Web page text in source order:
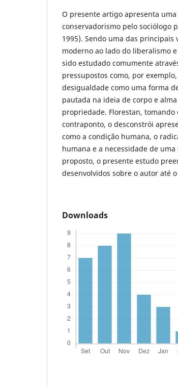
O presente artigo apresenta
conservadorismo pelo sociólogo
1995). Sendo uma das
moderno ao lado do liberalismo
sido estudado comumente
pressupostos como, por
desigualdade como uma forma
pautada na ideia de corpo e
propriedade. Florestan, tomando
contraponto, o desconstrói
como a condição humana, o
humana e a necessidade de
proposto, o presente estudo
desenvolvidos sobre o autor até
Downloads